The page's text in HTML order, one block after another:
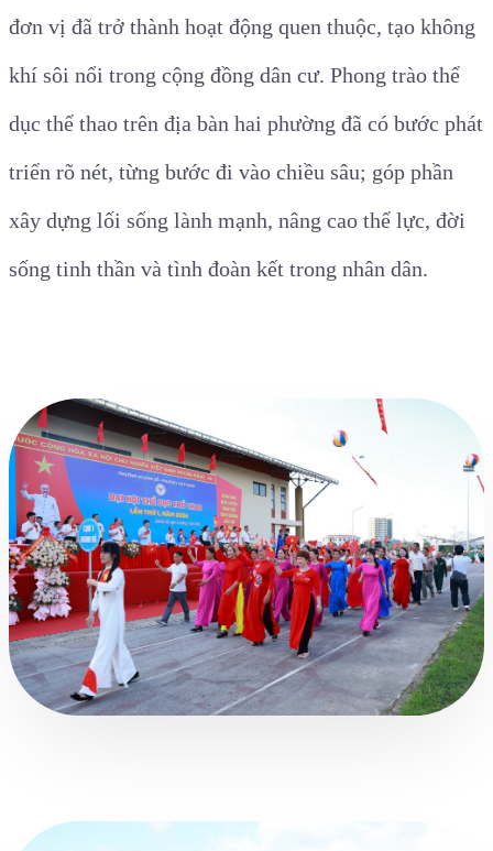
đơn vị đã trở thành hoạt động quen thuộc, tạo không
khí sôi nổi trong cộng đồng dân cư. Phong trào thể
dục thể thao trên địa bàn hai phường đã có bước phát
triển rõ nét, từng bước đi vào chiều sâu; góp phần
xây dựng lối sống lành mạnh, nâng cao thể lực, đời
sống tinh thần và tình đoàn kết trong nhân dân.